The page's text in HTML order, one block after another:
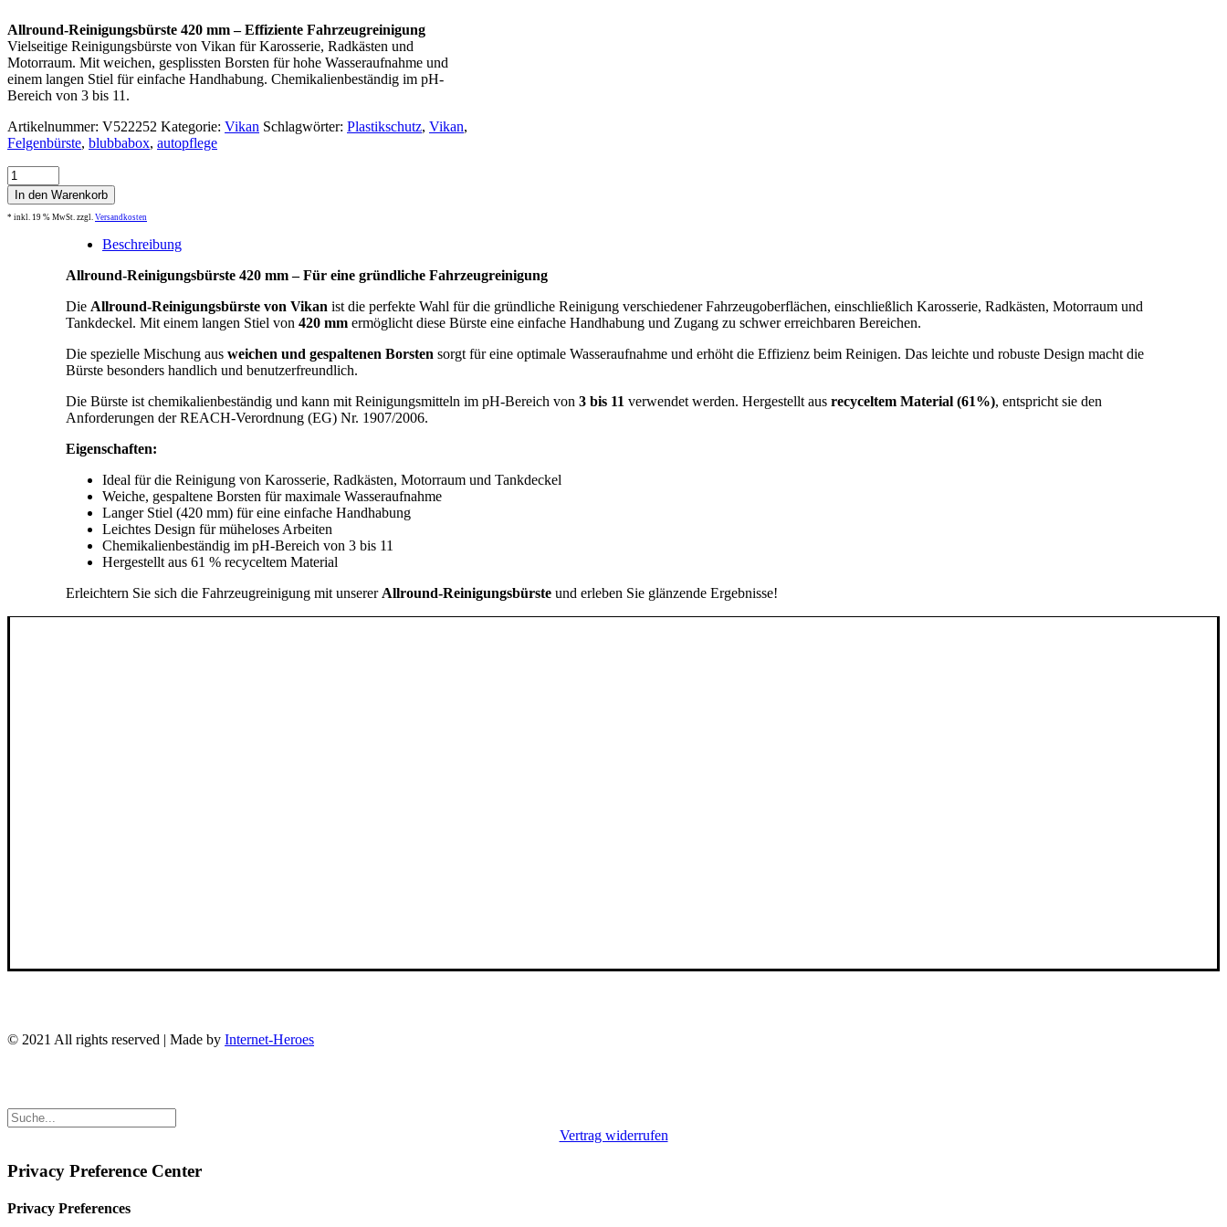
Allround-Reinigungsbürste 420 mm – Effiziente Fahrzeugreinigung
Vielseitige Reinigungsbürste von Vikan für Karosserie, Radkästen und
Motorraum. Mit weichen, gesplissten Borsten für hohe Wasseraufnahme und
einem langen Stiel für einfache Handhabung. Chemikalienbeständig im pH-
Bereich von 3 bis 11.
Artikelnummer: V522252 Kategorie: Vikan Schlagwörter: Plastikschutz, Vikan,
Felgenbürste, blubbabox, autopflege
Multi-
und
Felgenbürste
mit
In den Warenkorb
* inkl. 19 % MwSt. zzgl. Versandkosten
Beschreibung
Allround-Reinigungsbürste 420 mm – Für eine gründliche Fahrzeugreinigung
Die Allround-Reinigungsbürste von Vikan ist die perfekte Wahl für die gründliche Reinigung verschiedener Fahrzeugoberflächen, einschließlich Karosserie, Radkästen, Motorraum und
Tankdeckel. Mit einem langen Stiel von 420 mm ermöglicht diese Bürste eine einfache Handhabung und Zugang zu schwer erreichbaren Bereichen.
Die spezielle Mischung aus weichen und gespaltenen Borsten sorgt für eine optimale Wasseraufnahme und erhöht die Effizienz beim Reinigen. Das leichte und robuste Design macht die
Bürste besonders handlich und benutzerfreundlich.
Die Bürste ist chemikalienbeständig und kann mit Reinigungsmitteln im pH-Bereich von 3 bis 11 verwendet werden. Hergestellt aus recyceltem Material (61%), entspricht sie den
Anforderungen der REACH-Verordnung (EG) Nr. 1907/2006.
Eigenschaften:
Ideal für die Reinigung von Karosserie, Radkästen, Motorraum und Tankdeckel
Weiche, gespaltene Borsten für maximale Wasseraufnahme
Langer Stiel (420 mm) für eine einfache Handhabung
Leichtes Design für müheloses Arbeiten
Chemikalienbeständig im pH-Bereich von 3 bis 11
Hergestellt aus 61 % recyceltem Material
Erleichtern Sie sich die Fahrzeugreinigung mit unserer Allround-Reinigungsbürste und erleben Sie glänzende Ergebnisse!
© 2021 All rights reserved | Made by Internet-Heroes
Vertrag widerrufen
Privacy Preference Center
Privacy Preferences